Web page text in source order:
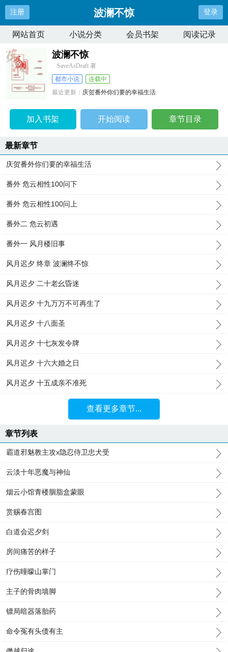
注册 波澜不惊 登录
网站首页 小说分类 会员书架 阅读记录
波澜不惊
SaveAsDraft 著
都市小说
连载中
最近更新： 庆贺番外你们要的幸福生活
加入书架 开始阅读 章节目录
最新章节
庆贺番外你们要的幸福生活
番外 危云相性100问下
番外 危云相性100问上
番外二 危云初遇
番外一 风月楼旧事
风月迟夕 终章 波澜终不惊
风月迟夕 二十老幺昏迷
风月迟夕 十九万万不可再生了
风月迟夕 十八面圣
风月迟夕 十七灰发令牌
风月迟夕 十六大婚之日
风月迟夕 十五成亲不准死
查看更多章节...
章节列表
霸道邪魅教主攻x隐忍侍卫忠犬受
云淡十年恶魔与神仙
烟云小馆青楼胭脂盒蒙眼
赏赐春宫图
白道会迟夕剑
房间痛苦的样子
疗伤曈曚山掌门
主子的骨肉墙脚
镖局暗器落胎药
命令冤有头债有主